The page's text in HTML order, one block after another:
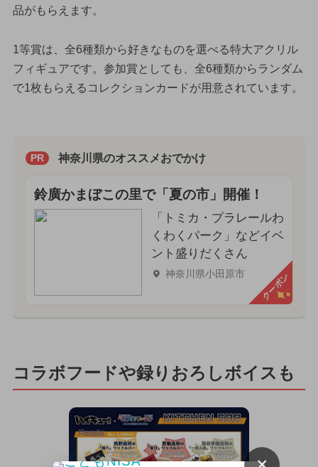
品がもらえます。
1等賞は、全6種類から好きなものを選べる特大アクリル
フィギュアです。参加賞としても、全6種類からランダム
で1枚もらえるコレクションカードが用意されています。
PR 神奈川県のオススメおでかけ
鈴廣かまぼこの里で「夏の市」開催！
「トミカ・プラレールわ
くわくパーク」などイベ
ント盛りだくさん
神奈川県小田原市 クーポン
コラボフードや録りおろしボイスも